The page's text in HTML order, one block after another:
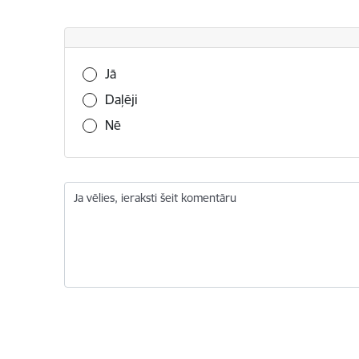
Vai šī informācija bija noderīga?
Jā
Daļēji
Nē
Ja vēlies, ieraksti šeit komentāru